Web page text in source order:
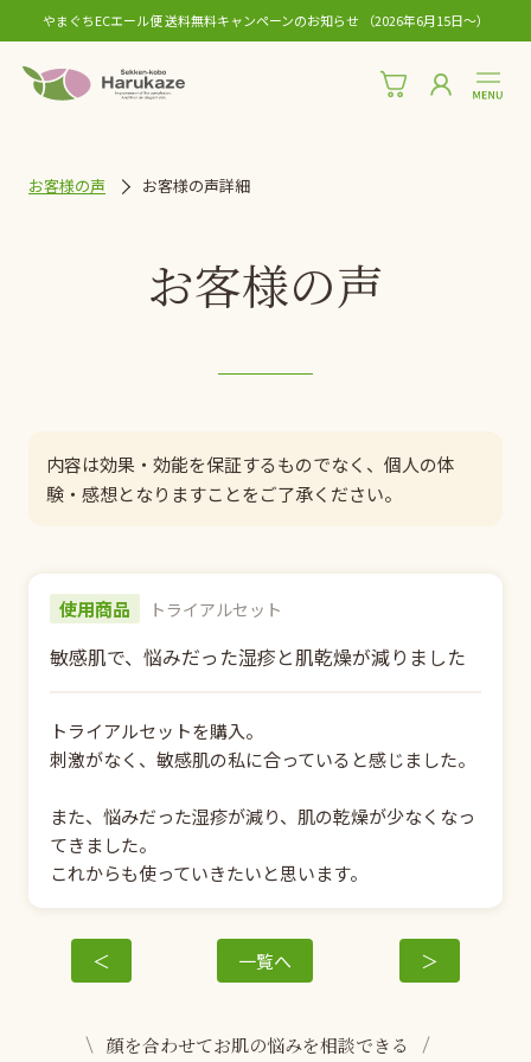
やまぐちECエール便 送料無料キャンペーンのお知らせ （2026年6月15日〜）
お客様の声 お客様の声詳細
お客様の声
内容は効果・効能を保証するものでなく、個人の体
験・感想となりますことをご了承ください。
使用商品 トライアルセット
敏感肌で、悩みだった湿疹と肌乾燥が減りました
トライアルセットを購入。
刺激がなく、敏感肌の私に合っていると感じました。
また、悩みだった湿疹が減り、肌の乾燥が少なくなっ
てきました。
これからも使っていきたいと思います。
＜ 一覧へ ＞
顔を合わせてお肌の悩みを相談できる